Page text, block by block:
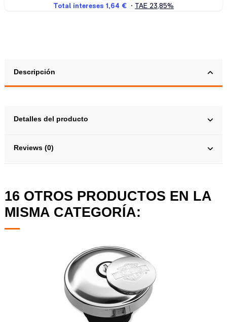
Descripción
Detalles del producto
Reviews (0)
16 OTROS PRODUCTOS EN LA
MISMA CATEGORÍA: